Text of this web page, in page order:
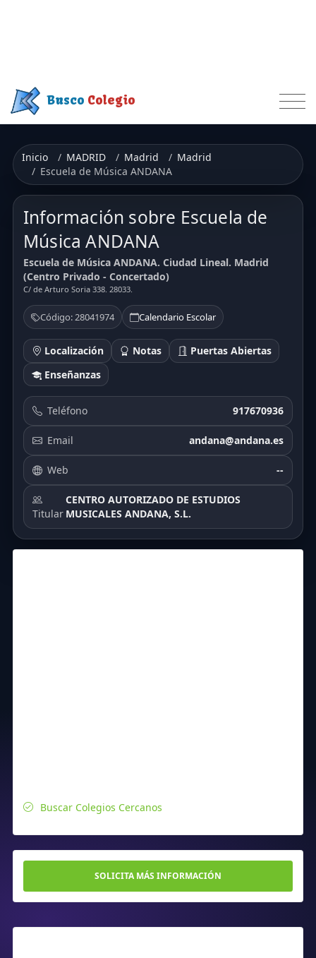
Busco Colegio
Inicio MADRID Madrid
Madrid
Escuela de Música ANDANA
Información sobre Escuela de
Música ANDANA
Escuela de Música ANDANA. Ciudad Lineal. Madrid
(Centro Privado - Concertado)
C/ de Arturo Soria 338. 28033.
Código: 28041974 Calendario Escolar
Localización Notas
Puertas Abiertas
Enseñanzas
Teléfono 917670936
Email andana@andana.es
Web --
Titular
CENTRO AUTORIZADO DE ESTUDIOS
MUSICALES ANDANA, S.L.
Buscar Colegios Cercanos
SOLICITA MÁS INFORMACIÓN